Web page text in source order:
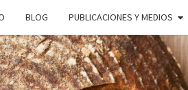
BLOG PUBLICACIONES Y MEDIOS